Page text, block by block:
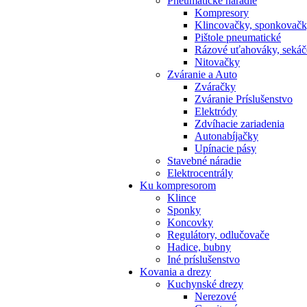
Kompresory
Klincovačky,
Pištole pneumatické
Rázové uťahováky,
Nitovačky
Zváranie a Auto
Zváračky
Zváranie Príslušenstvo
Elektródy
Zdvíhacie zariadenia
Autonabíjačky
Upínacie pásy
Stavebné náradie
Elektrocentrály
Ku kompresorom
Klince
Sponky
Koncovky
Regulátory, odlučovače
Hadice, bubny
Iné príslušenstvo
Kovania a drezy
Kuchynské drezy
Nerezové